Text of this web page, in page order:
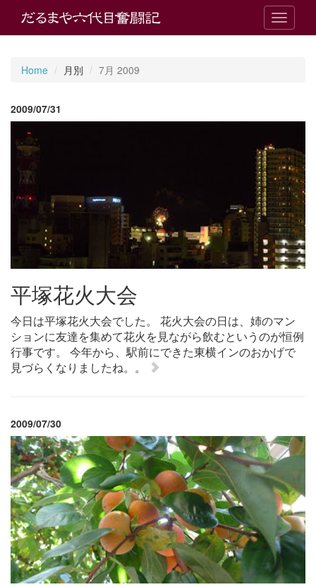
T
o
a
i
g
a
t
i
o
n
Home 月別 7月 2009
2009/07/31
平塚花火大会
今日は平塚花火大会でした。 花火大会の日は、姉のマン
ションに友達を集めて花火を見ながら飲むというのが恒例
行事です。 今年から、駅前にできた東横インのおかげで
見づらくなりましたね。。
2009/07/30